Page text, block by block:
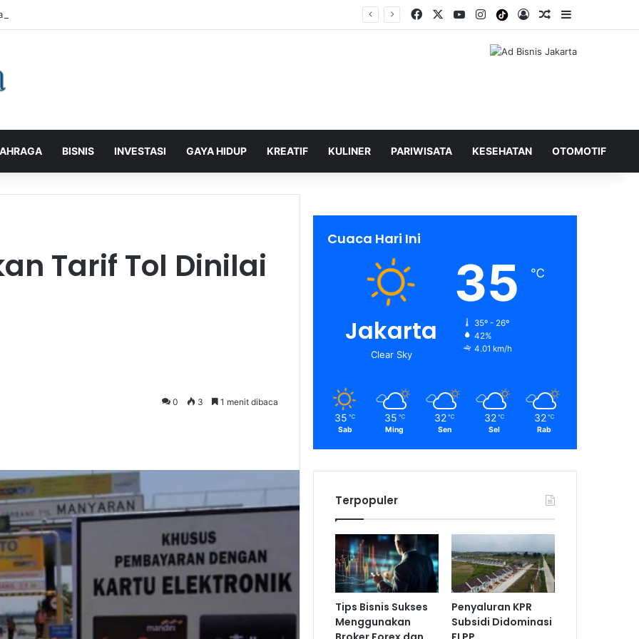
Pelanggan, PLN Icon Plus Sabet Tiga Penghargaan CCW 2026 Facebook YouTubeInstagramTiktokLog InShuffle Berita
BISNIS INVESTASI GAYA HIDUP KREATIF KULINER PARIWISATA KESEHATAN OTOMOTIF
Tarif Tol Dinilai
0 3 1 menit dibaca
Cuaca Hari Ini
Jakarta
Clear Sky
35 ℃
35º - 26º
42%
4.01 km/h
35 ℃
Sab
35 ℃
Ming
32 ℃
Sen
32 ℃
Sel
32 ℃
Rab
Terpopuler
Tips Bisnis Sukses
Menggunakan
Penyaluran KPR
Subsidi Didominasi